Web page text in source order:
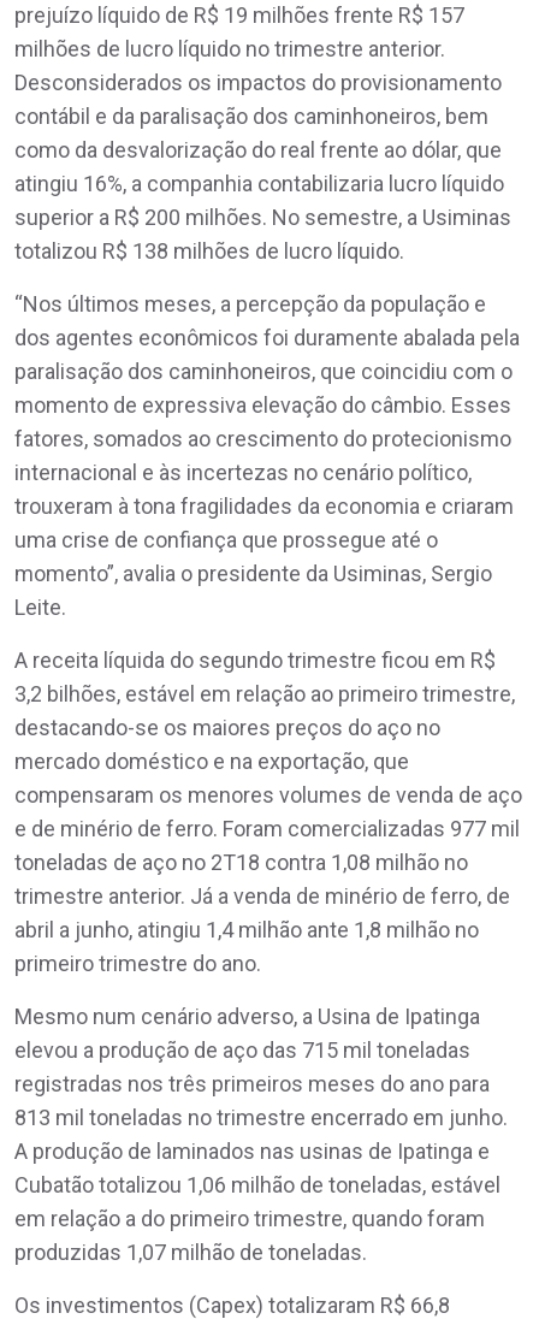
prejuízo líquido de R$ 19 milhões frente R$ 157
milhões de lucro líquido no trimestre anterior.
Desconsiderados os impactos do provisionamento
contábil e da paralisação dos caminhoneiros, bem
como da desvalorização do real frente ao dólar, que
atingiu 16%, a companhia contabilizaria lucro líquido
superior a R$ 200 milhões. No semestre, a Usiminas
totalizou R$ 138 milhões de lucro líquido.
“Nos últimos meses, a percepção da população e
dos agentes econômicos foi duramente abalada pela
paralisação dos caminhoneiros, que coincidiu com o
momento de expressiva elevação do câmbio. Esses
fatores, somados ao crescimento do protecionismo
internacional e às incertezas no cenário político,
trouxeram à tona fragilidades da economia e criaram
uma crise de confiança que prossegue até o
momento”, avalia o presidente da Usiminas, Sergio
Leite.
A receita líquida do segundo trimestre ficou em R$
3,2 bilhões, estável em relação ao primeiro trimestre,
destacando-se os maiores preços do aço no
mercado doméstico e na exportação, que
compensaram os menores volumes de venda de aço
e de minério de ferro. Foram comercializadas 977 mil
toneladas de aço no 2T18 contra 1,08 milhão no
trimestre anterior. Já a venda de minério de ferro, de
abril a junho, atingiu 1,4 milhão ante 1,8 milhão no
primeiro trimestre do ano.
Mesmo num cenário adverso, a Usina de Ipatinga
elevou a produção de aço das 715 mil toneladas
registradas nos três primeiros meses do ano para
813 mil toneladas no trimestre encerrado em junho.
A produção de laminados nas usinas de Ipatinga e
Cubatão totalizou 1,06 milhão de toneladas, estável
em relação a do primeiro trimestre, quando foram
produzidas 1,07 milhão de toneladas.
Os investimentos (Capex) totalizaram R$ 66,8